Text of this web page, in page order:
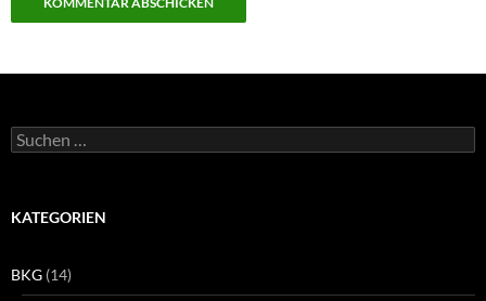
Suchen
nach:
KATEGORIEN
BKG (14)